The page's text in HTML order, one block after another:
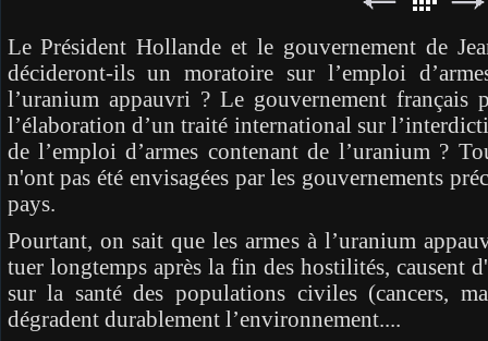
Le Président Hollande et le gouvernement de
décideront-ils un moratoire sur l’emploi
l’uranium appauvri ? Le gouvernement français
l’élaboration d’un traité international sur
de l’emploi d’armes contenant de l’uranium ?
n'ont pas été envisagées par les gouvernements
pays.
Pourtant, on sait que les armes à l’uranium
tuer longtemps après la fin des hostilités, causent
sur la santé des populations civiles (cancers,
dégradent durablement l’environnement....